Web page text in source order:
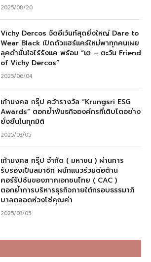
2025/08/20
Vichy Dercos จัดอีเว้นท์สุดยิ่งใหญ่ Dare to
Wear Black เปิดตัวแฮร์แคร์ใหม่พาทุกคนเผย
ลุคดำมั่นใจไร้รังแค พร้อม “เต – ตะวัน Friend
of Vichy Dercos”
2025/06/04
เก้ามงคล กรุ๊ป คว้ารางวัล “Krungsri ESG
Awards” ตอกย้ำพันธกิจองค์กรที่เติบโตอย่าง
ยั่งยืนในทุกมิติ
2025/03/05
เก้ามงคล กรุ๊ป จำกัด ( มหาชน ) ผ่านการ
รับรองเป็นสมาชิก ผนึกแนวร่วมต่อต้าน
คอร์รัปชันของภาคเอกชนไทย ( CAC )
ตอกย้ำการบริหารธุรกิจภายใต้กรอบธรรมาภิ
บาลตลอดห่วงโซ่คุณค่า
2025/03/05